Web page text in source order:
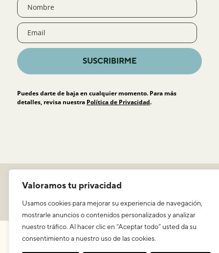
Valoramos tu privacidad
Usamos cookies para mejorar su experiencia de navegación,
mostrarle anuncios o contenidos personalizados y analizar
nuestro tráfico. Al hacer clic en “Aceptar todo” usted da su
consentimiento a nuestro uso de las cookies.
SUSCRIBIRME
Puedes darte de baja en cualquier momento. Para más
detalles, revisa nuestra Política de Privacidad.
ICEERS
Aviso legal y condiciones de uso